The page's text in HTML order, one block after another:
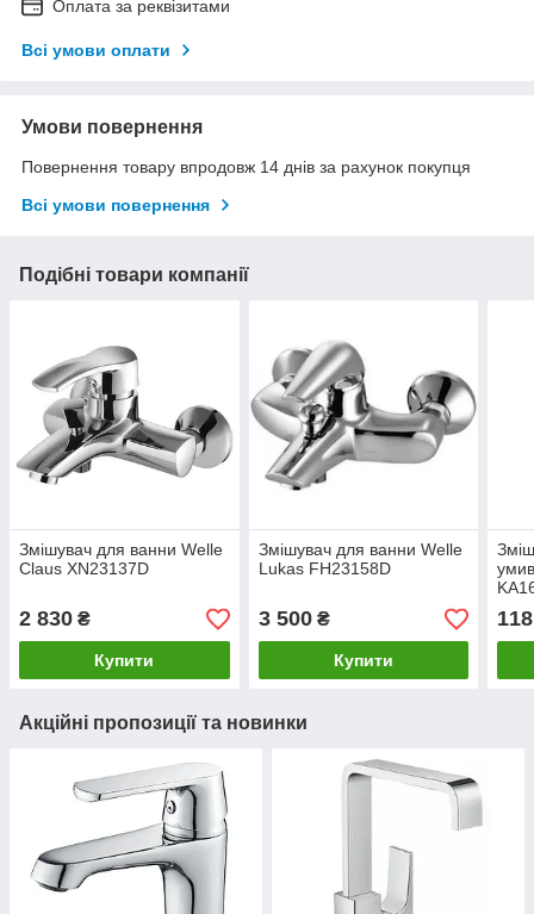
Оплата за реквізитами
Всі умови оплати
Умови повернення
Повернення товару впродовж 14 днів за рахунок покупця
Всі умови повернення
Подібні товари компанії
Змішувач для ванни Welle
Claus XN23137D
2 830 ₴
Купити
Змішувач для ванни Welle
Lukas FH23158D
3 500₴
Купити
Акційні пропозиції та новинки